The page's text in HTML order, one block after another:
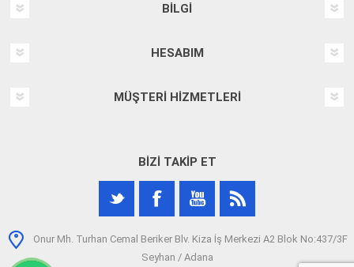
BILGI
HESABIM
MÜŞTERI HIZMETLERI
BIZI TAKIP ET
Onur Mh. Turhan Cemal Beriker Blv. Kiza İş Merkezi A2 Blok No:437/3F
Seyhan / Adana